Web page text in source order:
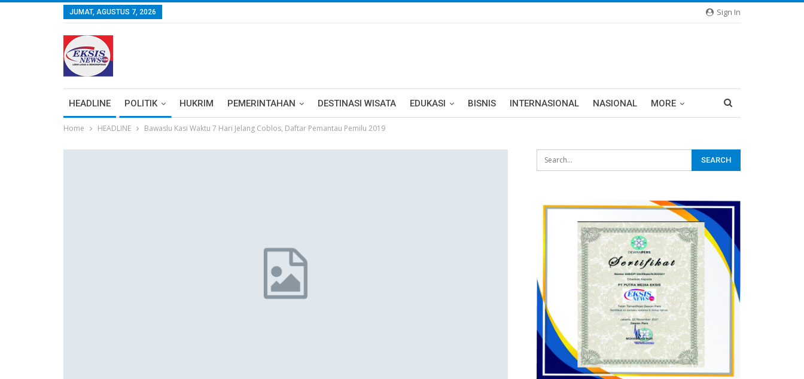
Sign In
JUMAT, AGUSTUS 7, 2026
HEADLINE POLITIK HUKRIM PEMERINTAHAN DESTINASI WISATA EDUKASI BISNIS INTERNASIONAL NASIONAL MORE
Home HEADLINE Bawaslu Kasi Waktu 7 Hari Jelang Coblos, Daftar Pemantau Pemilu 2019